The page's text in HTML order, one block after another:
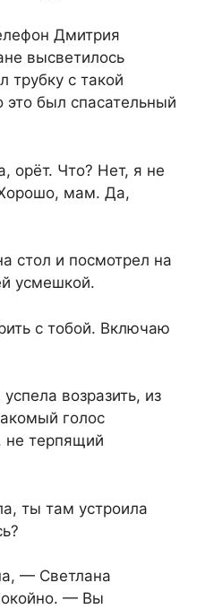
Дмитрия
высветилось
трубку с такой
был спасательный
Что? Нет, я не
мам. Да,
стол и посмотрел на
усмешкой.
с тобой. Включаю
возразить, из
голос
не терпящий
ты там устроила
— Светлана
— Вы